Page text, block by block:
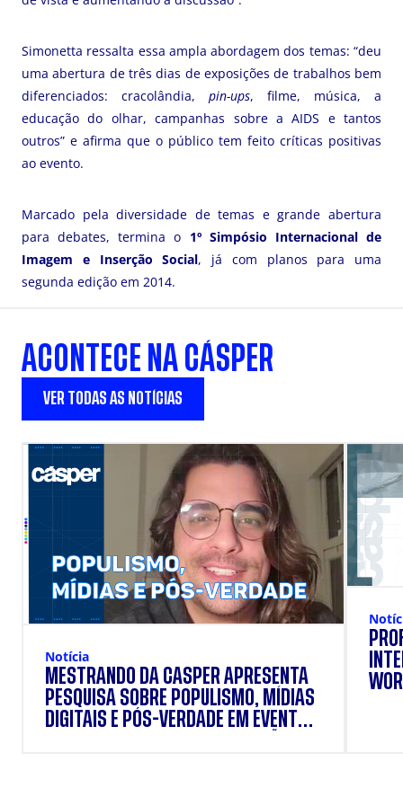
Simonetta ressalta essa ampla abordagem dos temas: “deu
uma abertura de três dias de exposições de trabalhos bem
diferenciados: cracolândia, pin-ups, filme, música, a
educação do olhar, campanhas sobre a AIDS e tantos
outros” e afirma que o público tem feito críticas positivas
ao evento.
Marcado pela diversidade de temas e grande abertura
para debates, termina o 1º Simpósio Internacional de
Imagem e Inserção Social, já com planos para uma
segunda edição em 2014.
ACONTECE NA CÁSPER
VER TODAS AS NOTÍCIAS
Notícia
MESTRANDO DA CÁSPER APRESENTA
PESQUISA SOBRE POPULISMO, MÍDIAS
DIGITAIS E PÓS-VERDADE EM EVENTO